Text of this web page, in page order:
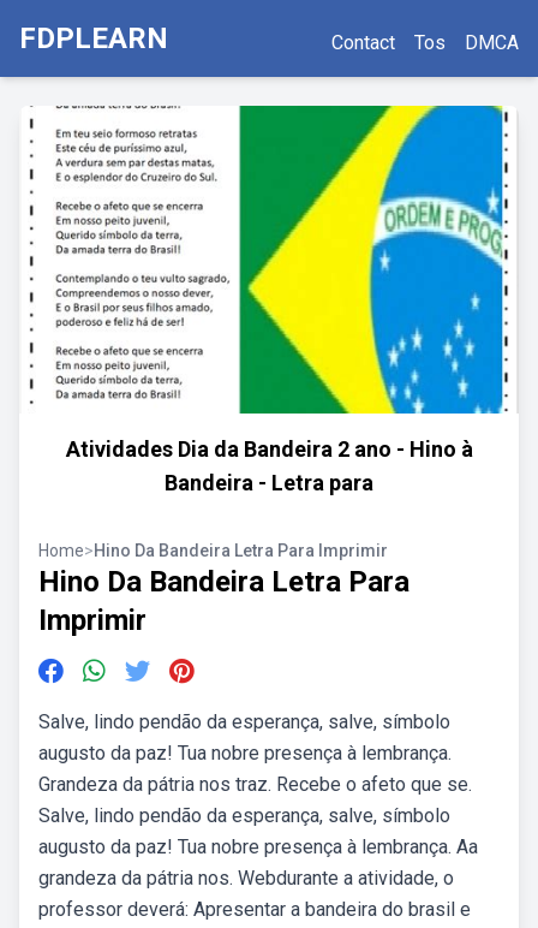
FDPLEARN Contact Tos DMCA
Atividades Dia da Bandeira 2 ano - Hino à
Bandeira - Letra para
Home>Hino Da Bandeira Letra Para Imprimir
Hino Da Bandeira Letra Para
Imprimir
Salve, lindo pendão da esperança, salve, símbolo
augusto da paz! Tua nobre presença à lembrança.
Grandeza da pátria nos traz. Recebe o afeto que se.
Salve, lindo pendão da esperança, salve, símbolo
augusto da paz! Tua nobre presença à lembrança. Aa
grandeza da pátria nos. Webdurante a atividade, o
professor deverá: Apresentar a bandeira do brasil e